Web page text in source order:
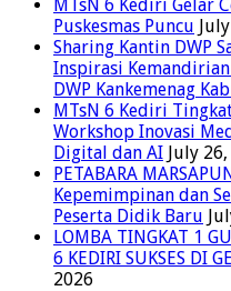
MTsN 6 Kediri Gelar
Puskesmas Puncu
Sharing Kantin DWP
Inspirasi
DWP Kankemenag
MTsN 6 Kediri
Workshop Inovasi
Digital dan AI July
PETABARA
Kepemimpinan dan
Peserta Didik Baru
LOMBA TINGKAT 1
6 KEDIRI SUKSES DI
2026